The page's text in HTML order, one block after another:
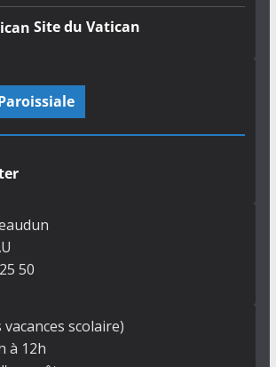
Site du Vatican
50
vacances scolaire)
à 12h